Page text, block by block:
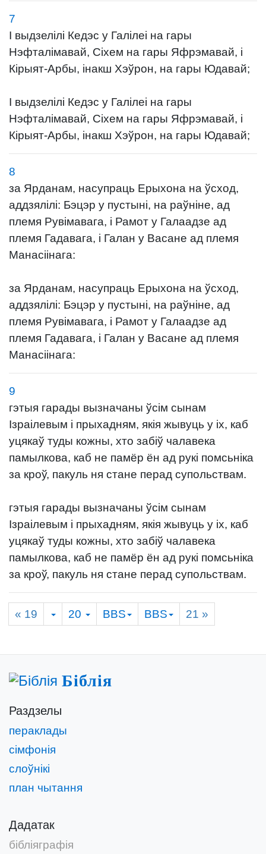
7
І выдзелілі Кедэс у Галілеі на гары
Нэфталімавай, Сіхем на гары Яфрэмавай, і
Кірыят-Арбы, інакш Хэўрон, на гары Юдавай;
І выдзелілі Кедэс у Галілеі на гары
Нэфталімавай, Сіхем на гары Яфрэмавай, і
Кірыят-Арбы, інакш Хэўрон, на гары Юдавай;
8
за Ярданам, насупраць Ерыхона на ўсход,
аддзялілі: Бэцэр у пустыні, на раўніне, ад
племя Рувімавага, і Рамот у Галаадзе ад
племя Гадавага, і Галан у Васане ад племя
Манасіінага:
за Ярданам, насупраць Ерыхона на ўсход,
аддзялілі: Бэцэр у пустыні, на раўніне, ад
племя Рувімавага, і Рамот у Галаадзе ад
племя Гадавага, і Галан у Васане ад племя
Манасіінага:
9
гэтыя гарады вызначаны ўсім сынам
Ізраілевым і прыхадням, якія жывуць у іх, каб
уцякаў туды кожны, хто забіў чалавека
памылкова, каб не памёр ён ад рукі помсьніка
за кроў, пакуль ня стане перад супольствам.
гэтыя гарады вызначаны ўсім сынам
Ізраілевым і прыхадням, якія жывуць у іх, каб
уцякаў туды кожны, хто забіў чалавека
памылкова, каб не памёр ён ад рукі помсьніка
за кроў, пакуль ня стане перад супольствам.
« 19 20 BBS BBS 21 »
Біблія
Раздзелы
пераклады
сімфонія
слоўнікі
план чытання
Дадатак
бібліяграфія